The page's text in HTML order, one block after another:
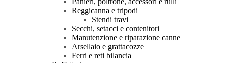
Panieri, poltrone, accessori e rulli
Reggicanna e tripodi
Stendi travi
Secchi, setacci e contenitori
Manutenzione e riparazione canne
Arsellaio e grattacozze
Ferri e reti bilancia